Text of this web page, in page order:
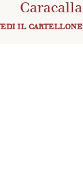
Caracalla
IL CARTELLONE